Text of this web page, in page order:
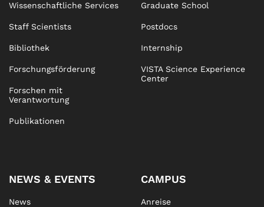
Wissenschaftliche Services
Staff Scientists
Bibliothek
Forschungsförderung
Forschen mit
Verantwortung
Publikationen
Graduate School
Postdocs
Internship
VISTA Science Experience
Center
NEWS & EVENTS
News
CAMPUS
Anreise